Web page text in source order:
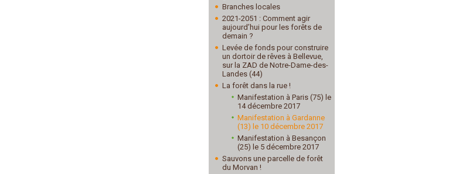
Branches locales
2021-2051 : Comment agir
aujourd’hui pour les forêts de
demain ?
Levée de fonds pour construire
un dortoir de rêves à Bellevue,
sur la ZAD de Notre-Dame-des-
Landes (44)
La forêt dans la rue !
Manifestation à Paris (75) le
14 décembre 2017
Manifestation à Gardanne
(13) le 10 décembre 2017
Manifestation à Besançon
(25) le 5 décembre 2017
Sauvons une parcelle de forêt
du Morvan !